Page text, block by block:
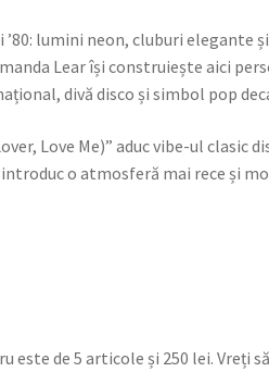
lumini neon, cluburi elegante
Lear își construiește aici
divă disco și simbol pop
Love Me)” aduc vibe-ul clasic
o atmosferă mai rece și
de 5 articole și 250 lei. Vreți să